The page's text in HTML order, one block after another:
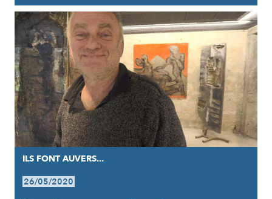
ILS FONT AUVERS...
26/05/2020